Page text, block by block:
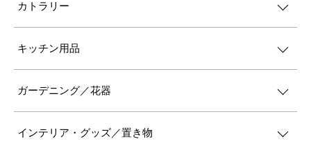
カトラリー
キッチン用品
ガーデニング／花器
インテリア・グッズ／置き物